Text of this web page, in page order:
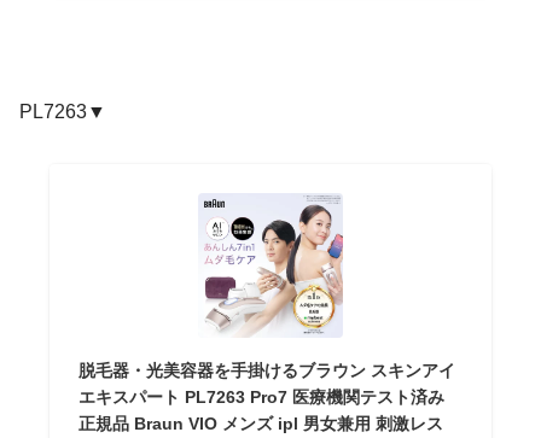
PL7263▼
脱毛器・光美容器を手掛けるブラウン スキンアイ
エキスパート PL7263 Pro7 医療機関テスト済み
正規品 Braun VIO メンズ ipl 男女兼用 刺激レス